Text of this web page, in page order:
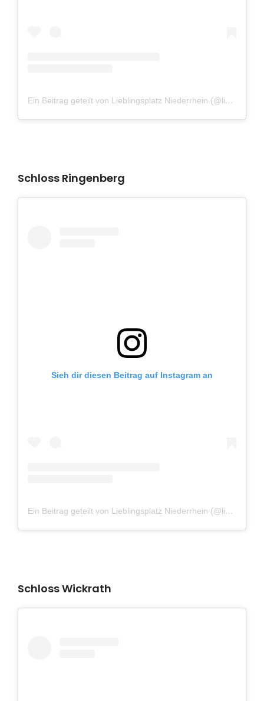
Ein Beitrag geteilt von Lieblingsplatz Niederrhein (@lieblingsplatzniederrhein)
Schloss Ringenberg
Sieh dir diesen Beitrag auf Instagram an
Ein Beitrag geteilt von Lieblingsplatz Niederrhein (@lieblingsplatzniederrhein)
Schloss Wickrath